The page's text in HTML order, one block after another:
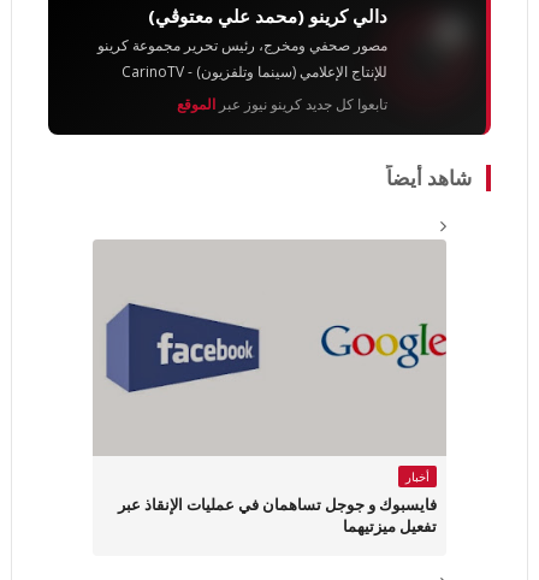
دالي كرينو (محمد علي معتوڨي)
مصور صحفي ومخرج، رئيس تحرير مجموعة كرينو
للإنتاج الإعلامي (سينما وتلفزيون) - CarinoTV
تابعوا كل جديد كرينو نيوز عبر الموقع
شاهد أيضاً
أخبار
فايسبوك و جوجل تساهمان في عمليات الإنقاذ عبر
تفعيل ميزتيهما